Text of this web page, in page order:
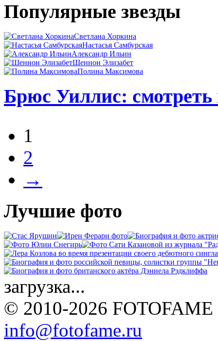
Популярные звезды
Светлана Хоркина
Настасья Самбурская
Александр Ильин
Шеннон Элизабет
Полина Максимова
Брюс Уиллис: смотреть
1
2
→
Лучшие фото
загрузка...
© 2010-2026 FOTOFAME
info@fotofame.ru